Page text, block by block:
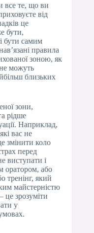
все те, що ви
від
це
бути,
бути самим
правила
зоною, як
можуть
близьких
зони,
рідше
Наприклад,
вас не
змінити коло
перед
виступати і
оратором, або
тренінг, який
майстерністю
це зрозуміти
у